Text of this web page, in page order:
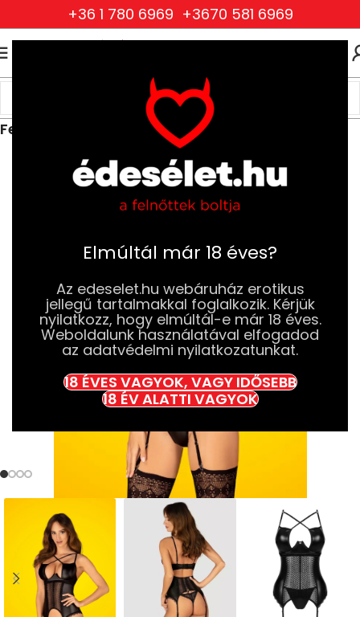
Elmúltál már 18 éves?
Az edeselet.hu webáruház erotikus
jellegű tartalmakkal foglalkozik. Kérjük
nyilatkozz, hogy elmúltál-e már 18 éves.
Weboldalunk használatával elfogadod
az adatvédelmi nyilatkozatunkat.
18 ÉVES VAGYOK, VAGY IDŐSEBB
18 ÉV ALATTI VAGYOK
+36 1 780 6969 +3670 581 6969
Ruhák és Fehérneműk
Női Ruhák és Fehérneműk
Felsők, fűzők és overallok